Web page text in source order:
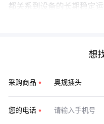
都关系到设备的长期稳定
想
采购商品
您的电话